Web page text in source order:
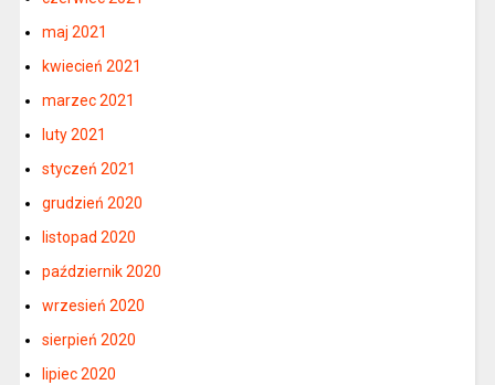
maj 2021
kwiecień 2021
marzec 2021
luty 2021
styczeń 2021
grudzień 2020
listopad 2020
październik 2020
wrzesień 2020
sierpień 2020
lipiec 2020